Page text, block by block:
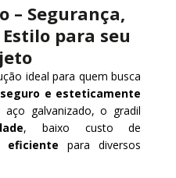
– Segurança,
para seu
ideal para quem busca
e esteticamente
galvanizado, o gradil
, baixo custo de
eficiente para diversos